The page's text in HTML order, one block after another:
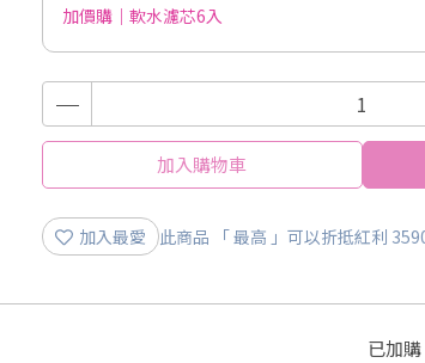
加價購｜軟水濾芯6入
加入購物車
加入最愛 此商品 「 最高 」可以折抵紅利
已加購